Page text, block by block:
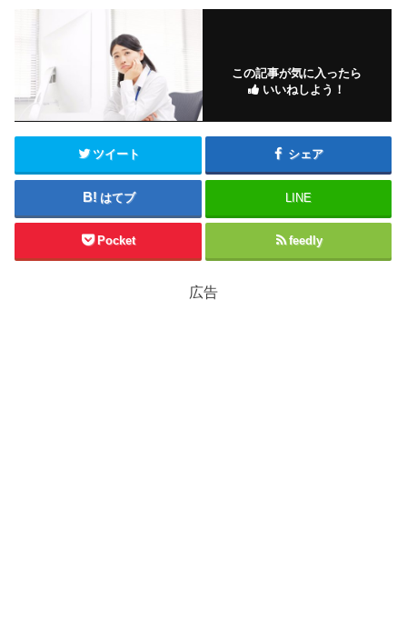
この記事が気に入ったら
いいねしよう！
ツイート シェア
はてブ LINE
Pocket feedly
広告